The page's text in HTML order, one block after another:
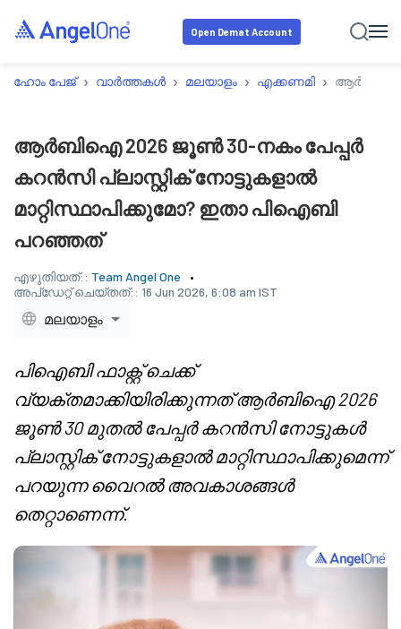
Open Demat Account
ഹോം പേജ് › വാർത്തകൾ › മലയാളം › എക്കണമി › ആർബിഐ
ആർബിഐ 2026 ജൂൺ 30-നകം പേപ്പർ
കറൻസി പ്ലാസ്റ്റിക് നോട്ടുകളാൽ
മാറ്റിസ്ഥാപിക്കുമോ? ഇതാ പിഐബി
പറഞ്ഞത്
എഴുതിയത്:: Team Angel One
അപ്‌ഡേറ്റ് ചെയ്തത്:: 16 Jun 2026, 6:08 am IST
മലയാളം
പിഐബി ഫാക്റ്റ് ചെക്ക്
വ്യക്തമാക്കിയിരിക്കുന്നത് ആർബിഐ 2026
ജൂൺ 30 മുതൽ പേപ്പർ കറൻസി നോട്ടുകൾ
പ്ലാസ്റ്റിക് നോട്ടുകളാൽ മാറ്റിസ്ഥാപിക്കുമെന്ന്
പറയുന്ന വൈറൽ അവകാശങ്ങൾ
തെറ്റാണെന്ന്.